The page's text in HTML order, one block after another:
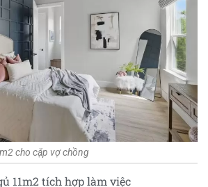
cho cặp vợ chồng
11m2 tích hợp làm việc